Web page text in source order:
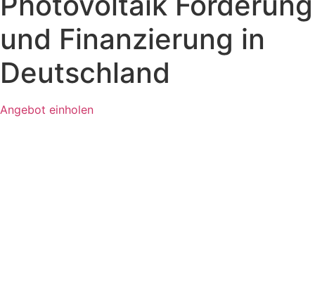
und Finanzierung in
Deutschland
Angebot einholen